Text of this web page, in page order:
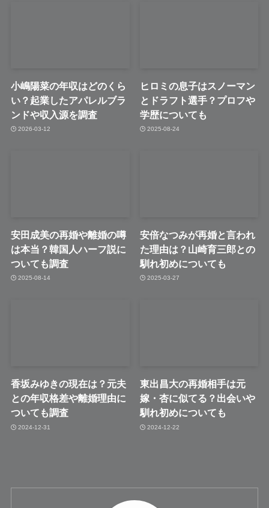
小嶋陽菜の年収はどのくら
い？起業したアパレルブラ
ンドや収入源を調査
2026-03-12
ヒロミの息子はスノーマン
とドラフト選手？プロフや
学歴についても
2025-08-24
安田成美の再婚や離婚の噂
は本当？韓国人ハーフ説に
ついても調査
2025-08-14
安倍なつみが再婚と言われ
た理由は？山崎育三郎との
馴れ初めについても
2025-03-27
香坂みゆきの現在は？元夫
との年収格差や離婚理由に
ついても調査
2024-12-31
東出昌大の再婚相手は元
嫁・杏に似てる？出会いや
馴れ初めについても
2024-12-22